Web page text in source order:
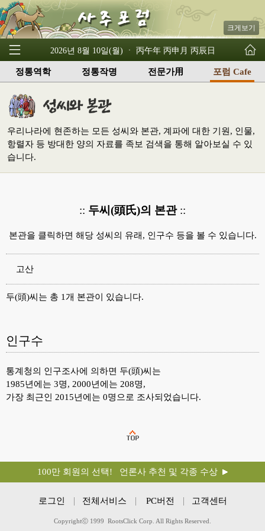
크게보기
2026년 8월 10일(월) ㆍ 丙午年 丙申月 丙辰日
정통역학 정통작명 전문가用 포럼 Cafe
우리나라에 현존하는 모든 성씨와 본관, 계파에 대한 기원, 인물,
항렬자 등 방대한 양의 자료를 족보 검색을 통해 알아보실 수 있
습니다.
:: 두씨(頭氏)의 본관::
본관을 클릭하면 해당 성씨의 유래, 인구수 등을 볼 수 있습니다.
고산
두(頭)씨는 총 1개 본관이 있습니다.
인구수
통계청의 인구조사에 의하면 두(頭)씨는
1985년에는 3명, 2000년에는 208명,
가장 최근인 2015년에는 0명으로 조사되었습니다.
100만 회원의 선택! 언론사 추천 및 각종 수상
로그인 전체서비스 PC버전 고객센터
Copyrightⓒ 1999 RootsClick Corp. All Rights Reserved.